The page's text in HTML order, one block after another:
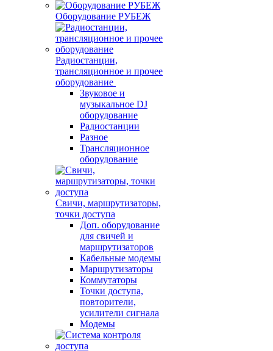
Оборудование РУБЕЖ
Радиостанции,
трансляционное и прочее
оборудование
Звуковое и
музыкальное DJ
оборудование
Радиостанции
Разное
Трансляционное
оборудование
Свичи, маршрутизаторы,
точки доступа
Доп. оборудование
для свичей и
маршрутизаторов
Кабельные модемы
Маршрутизаторы
Коммутаторы
Точки доступа,
повторители,
усилители сигнала
Модемы